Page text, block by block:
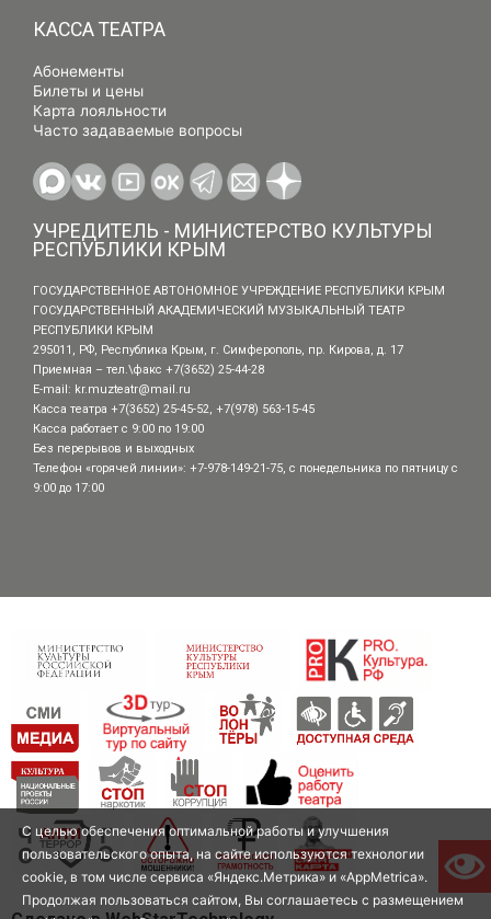
КАССА ТЕАТРА
Абонементы
Билеты и цены
Карта лояльности
Часто задаваемые вопросы
УЧРЕДИТЕЛЬ - МИНИСТЕРСТВО КУЛЬТУРЫ
РЕСПУБЛИКИ КРЫМ
ГОСУДАРСТВЕННОЕ АВТОНОМНОЕ УЧРЕЖДЕНИЕ РЕСПУБЛИКИ КРЫМ
ГОСУДАРСТВЕННЫЙ АКАДЕМИЧЕСКИЙ МУЗЫКАЛЬНЫЙ ТЕАТР
РЕСПУБЛИКИ КРЫМ
295011, РФ, Республика Крым, г. Симферополь, пр. Кирова, д. 17
Приемная – тел.\факс +7(3652) 25-44-28
E-mail: kr.muzteatr@mail.ru
Касса театра +7(3652) 25-45-52, +7(978) 563-15-45
Касса работает с 9:00 по 19:00
Без перерывов и выходных
Телефон «горячей линии»: +7-978-149-21-75, с понедельника по пятницу с
9:00 до 17:00
С целью обеспечения оптимальной работы и улучшения
пользовательского опыта, на сайте используются технологии
cookie, в том числе сервиса «Яндекс.Метрика» и «AppMetrica».
Продолжая пользоваться сайтом, Вы соглашаетесь с размещением